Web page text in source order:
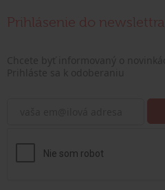
Prihlásenie do newslettra